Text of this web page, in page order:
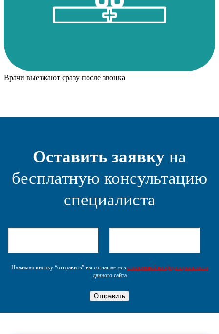
Врачи выезжают сразу после звонка
Оставить заявку на
бесплатную консультацию
специалиста
Нажимая кнопку “отправить” вы соглашаетесь с политикой конфеденциальности
данного сайта
Отправить